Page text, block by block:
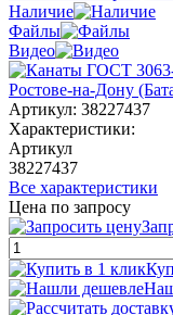
Наличие
Файлы
Видео
Артикул: 38227437
Характеристики:
Артикул
38227437
Все характеристики
Цена по запросу